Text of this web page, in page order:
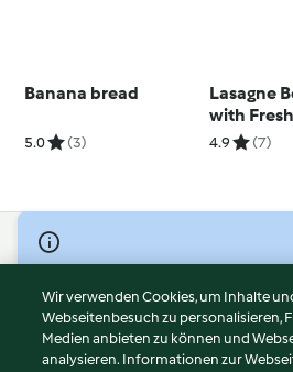
Banana bread
5.0 (3)
Lasagne
with
Pasta
4.9 (7)
© Copyright 2026
Nutzungsbedingungen
Datenschutzrichtlinien
Disclaimer
Wir verwenden Cookies, um Inhalte
Webseitenbesuch zu personalisieren,
Medien anbieten zu können und
analysieren. Informationen zur